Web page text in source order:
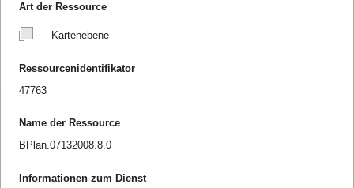
Art der Ressource
- Kartenebene
Ressourcenidentifikator
47763
Name der Ressource
BPlan.07132008.8.0
Informationen zum Dienst